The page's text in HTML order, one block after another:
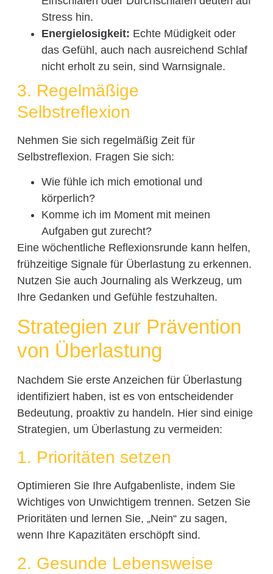
Stress hin.
Energielosigkeit: Echte Müdigkeit oder
das Gefühl, auch nach ausreichend Schlaf
nicht erholt zu sein, sind Warnsignale.
3. Regelmäßige
Selbstreflexion
Nehmen Sie sich regelmäßig Zeit für
Selbstreflexion. Fragen Sie sich:
Wie fühle ich mich emotional und
körperlich?
Komme ich im Moment mit meinen
Aufgaben gut zurecht?
Eine wöchentliche Reflexionsrunde kann helfen,
frühzeitige Signale für Überlastung zu erkennen.
Nutzen Sie auch Journaling als Werkzeug, um
Ihre Gedanken und Gefühle festzuhalten.
Strategien zur Prävention
von Überlastung
Nachdem Sie erste Anzeichen für Überlastung
identifiziert haben, ist es von entscheidender
Bedeutung, proaktiv zu handeln. Hier sind einige
Strategien, um Überlastung zu vermeiden:
1. Prioritäten setzen
Optimieren Sie Ihre Aufgabenliste, indem Sie
Wichtiges von Unwichtigem trennen. Setzen Sie
Prioritäten und lernen Sie, „Nein“ zu sagen,
wenn Ihre Kapazitäten erschöpft sind.
2. Gesunde Lebensweise